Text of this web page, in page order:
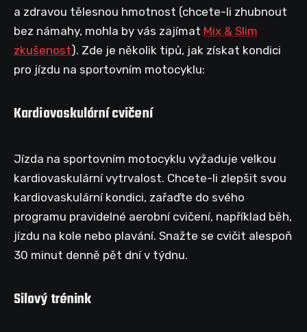
a zdravou tělesnou hmotnost (chcete-li zhubnout
bez námahy, mohla by vás zajímat Mix & Slim
zkušenost). Zde je několik tipů, jak získat kondici
pro jízdu na sportovním motocyklu:
Kardiovaskulární cvičení
Jízda na sportovním motocyklu vyžaduje velkou
kardiovaskulární vytrvalost. Chcete-li zlepšit svou
kardiovaskulární kondici, zařaďte do svého
programu pravidelné aerobní cvičení, například běh,
jízdu na kole nebo plavání. Snažte se cvičit alespoň
30 minut denně pět dní v týdnu.
Silový trénink